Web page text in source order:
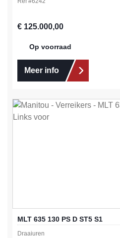
Normale prijs:
€ 125.000,00
Op voorraad
Meer info
MLT 635 130 PS D ST5 S1
Draaiuren